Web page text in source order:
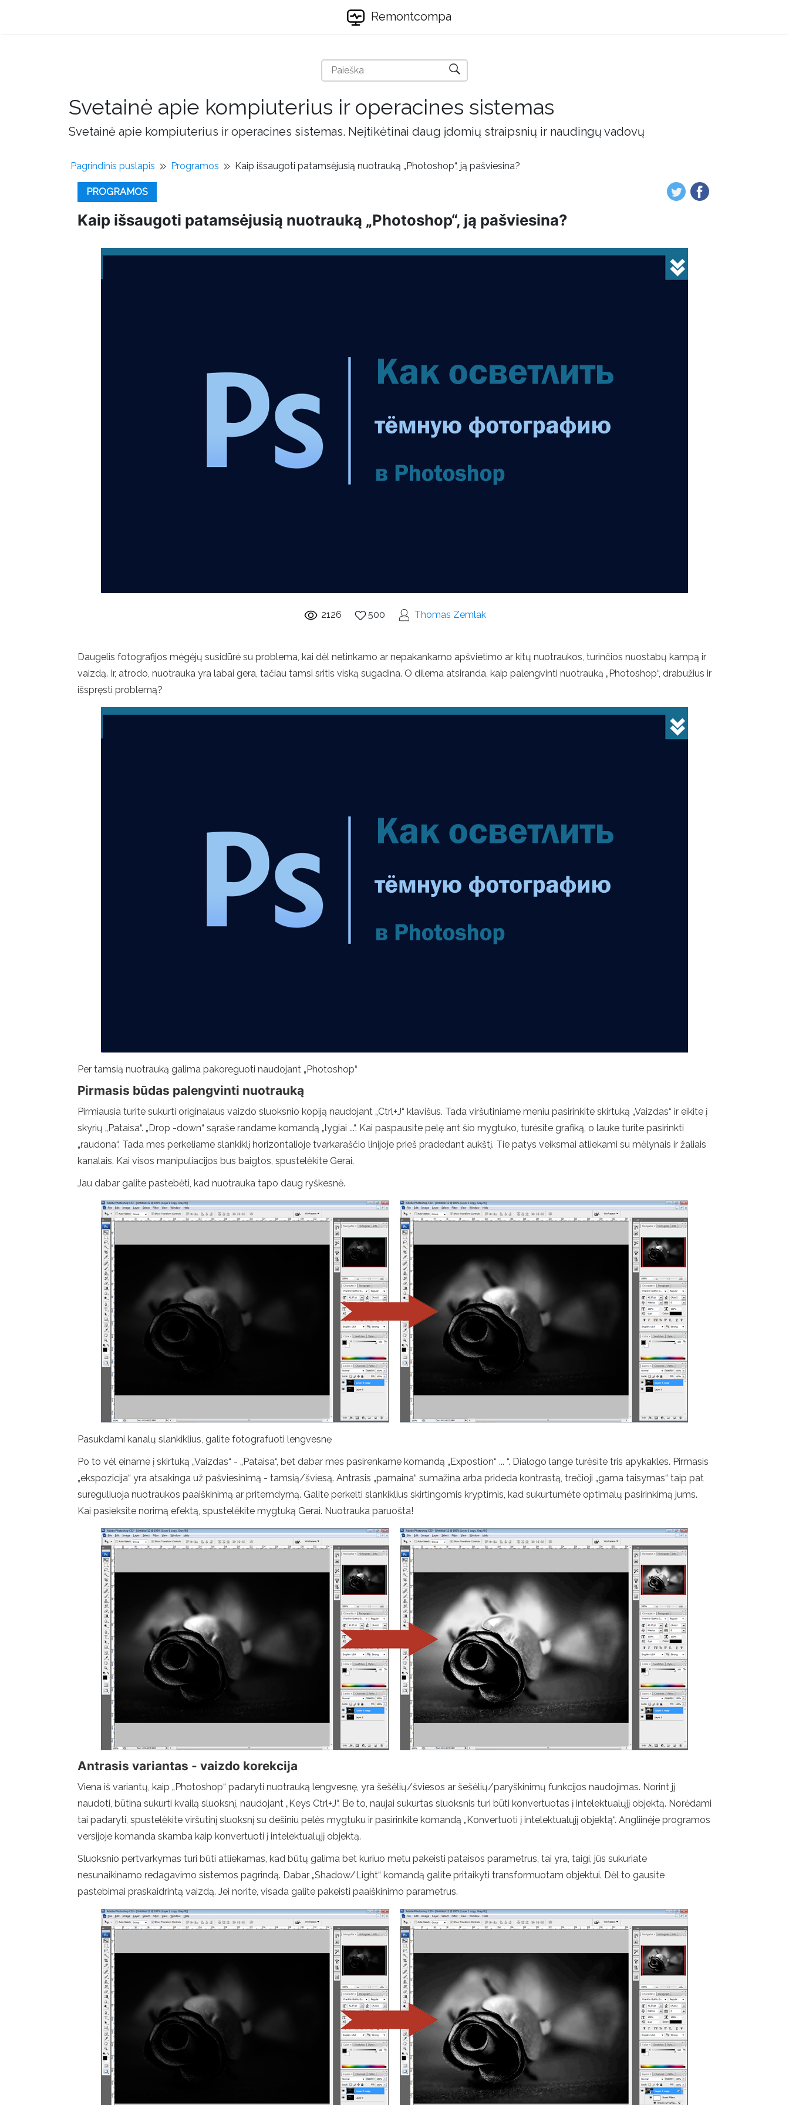
Remontcompa
Svetainė apie kompiuterius ir operacines sistemas
Svetainė apie kompiuterius ir operacines sistemas. Neįtikėtinai daug įdomių straipsnių ir naudingų vadovų
Pagrindinis puslapis Programos Kaip išsaugoti patamsėjusią nuotrauką „Photoshop“, ją pašviesina?
PROGRAMOS
Kaip išsaugoti patamsėjusią nuotrauką „Photoshop“, ją pašviesina?
2126 500 Thomas Zemlak
Daugelis fotografijos mėgėjų susidūrė su problema, kai dėl netinkamo ar nepakankamo apšvietimo ar kitų nuotraukos, turinčios nuostabų kampą ir
vaizdą. Ir, atrodo, nuotrauka yra labai gera, tačiau tamsi sritis viską sugadina. O dilema atsiranda, kaip palengvinti nuotrauką „Photoshop“, drabužius ir
išspręsti problemą?
Per tamsią nuotrauką galima pakoreguoti naudojant „Photoshop“
Pirmasis būdas palengvinti nuotrauką
Pirmiausia turite sukurti originalaus vaizdo sluoksnio kopiją naudojant „Ctrl+J“ klavišus. Tada viršutiniame meniu pasirinkite skirtuką „Vaizdas“ ir eikite į
skyrių „Pataisa“. „Drop -down“ sąraše randame komandą „lygiai ...“. Kai paspausite pelę ant šio mygtuko, turėsite grafiką, o lauke turite pasirinkti
„raudona“. Tada mes perkeliame slankiklį horizontalioje tvarkaraščio linijoje prieš pradedant aukštį. Tie patys veiksmai atliekami su mėlynais ir žaliais
kanalais. Kai visos manipuliacijos bus baigtos, spustelėkite Gerai.
Jau dabar galite pastebėti, kad nuotrauka tapo daug ryškesnė.
Pasukdami kanalų slankiklius, galite fotografuoti lengvesnę
Po to vėl einame į skirtuką „Vaizdas“ - „Pataisa“, bet dabar mes pasirenkame komandą „Expostion“ ... “. Dialogo lange turėsite tris apykakles. Pirmasis
„ekspozicija“ yra atsakinga už pašviesinimą - tamsią/šviesą. Antrasis „pamaina“ sumažina arba prideda kontrastą, trečioji „gama taisymas“ taip pat
sureguliuoja nuotraukos paaiškinimą ar pritemdymą. Galite perkelti slankiklius skirtingomis kryptimis, kad sukurtumėte optimalų pasirinkimą jums.
Kai pasieksite norimą efektą, spustelėkite mygtuką Gerai. Nuotrauka paruošta!
Antrasis variantas - vaizdo korekcija
Viena iš variantų, kaip „Photoshop“ padaryti nuotrauką lengvesnę, yra šešėlių/šviesos ar šešėlių/paryškinimų funkcijos naudojimas. Norint jį
naudoti, būtina sukurti kvailą sluoksnį, naudojant „Keys Ctrl+J“. Be to, naujai sukurtas sluoksnis turi būti konvertuotas į intelektualųjį objektą. Norėdami
tai padaryti, spustelėkite viršutinį sluoksnį su dešiniu pelės mygtuku ir pasirinkite komandą „Konvertuoti į intelektualųjį objektą“. Angliinėje programos
versijoje komanda skamba kaip konvertuoti į intelektualųjį objektą.
Sluoksnio pertvarkymas turi būti atliekamas, kad būtų galima bet kuriuo metu pakeisti pataisos parametrus, tai yra, taigi, jūs sukuriate
nesunaikinamo redagavimo sistemos pagrindą. Dabar „Shadow/Light“ komandą galite pritaikyti transformuotam objektui. Dėl to gausite
pastebimai praskaidrintą vaizdą. Jei norite, visada galite pakeisti paaiškinimo parametrus.